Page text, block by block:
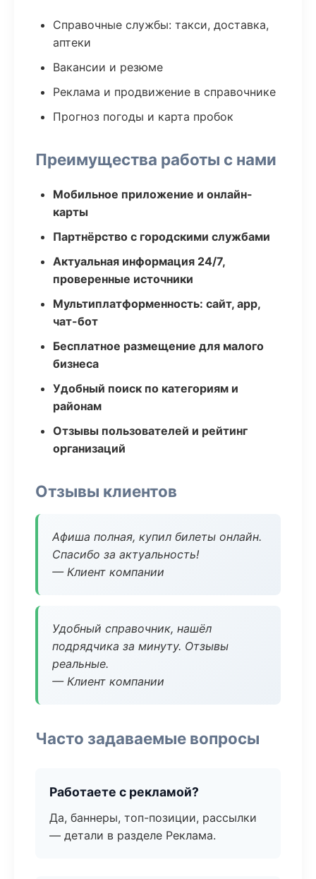
Справочные службы: такси, доставка,
аптеки
Вакансии и резюме
Реклама и продвижение в справочнике
Прогноз погоды и карта пробок
Преимущества работы с нами
Мобильное приложение и онлайн-
карты
Партнёрство с городскими службами
Актуальная информация 24/7,
проверенные источники
Мультиплатформенность: сайт, app,
чат-бот
Бесплатное размещение для малого
бизнеса
Удобный поиск по категориям и
районам
Отзывы пользователей и рейтинг
организаций
Отзывы клиентов
Афиша полная, купил билеты онлайн.
Спасибо за актуальность!
— Клиент компании
Удобный справочник, нашёл
подрядчика за минуту. Отзывы
реальные.
— Клиент компании
Часто задаваемые вопросы
Работаете с рекламой?
Да, баннеры, топ-позиции, рассылки
— детали в разделе Реклама.